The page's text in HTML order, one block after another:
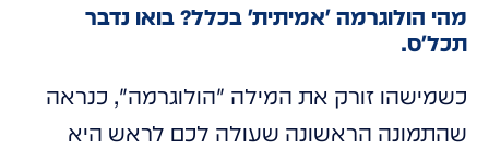
מהי הולוגרמה 'אמיתית' בכלל? בואו נדבר
תכל'ס.
כשמישהו זורק את המילה "הולוגרמה", כנראה
שהתמונה הראשונה שעולה לכם לראש היא